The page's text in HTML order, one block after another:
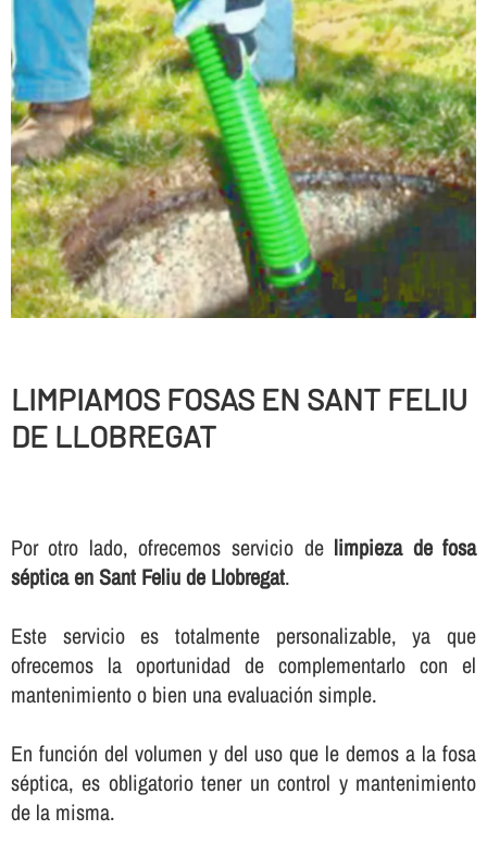
LIMPIAMOS FOSAS EN SANT FELIU
DE LLOBREGAT
Por otro lado, ofrecemos servicio de limpieza de fosa
séptica en Sant Feliu de Llobregat.
Este servicio es totalmente personalizable, ya que
ofrecemos la oportunidad de complementarlo con el
mantenimiento o bien una evaluación simple.
En función del volumen y del uso que le demos a la fosa
séptica, es obligatorio tener un control y mantenimiento
de la misma.